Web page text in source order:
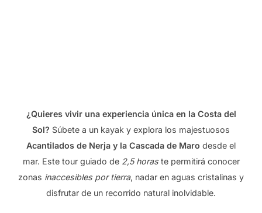
¿Quieres vivir una experiencia única en la Costa del
Sol? Súbete a un kayak y explora los majestuosos
Acantilados de Nerja y la Cascada de Maro desde el
mar. Este tour guiado de 2,5 horaste permitirá conocer
zonas inaccesibles por tierra, nadar en aguas cristalinas y
disfrutar de un recorrido natural inolvidable.